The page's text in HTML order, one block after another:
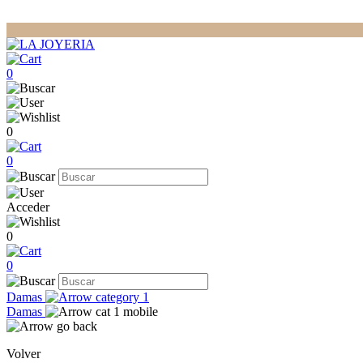
0
0
0
Acceder
0
0
Damas
Damas
Volver